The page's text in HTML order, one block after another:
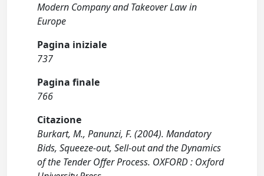
Modern Company and Takeover Law in
Europe
Pagina iniziale
737
Pagina finale
766
Citazione
Burkart, M., Panunzi, F. (2004). Mandatory
Bids, Squeeze-out, Sell-out and the Dynamics
of the Tender Offer Process. OXFORD : Oxford